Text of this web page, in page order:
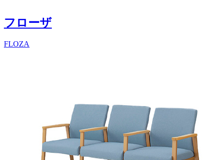
フローザ
FLOZA